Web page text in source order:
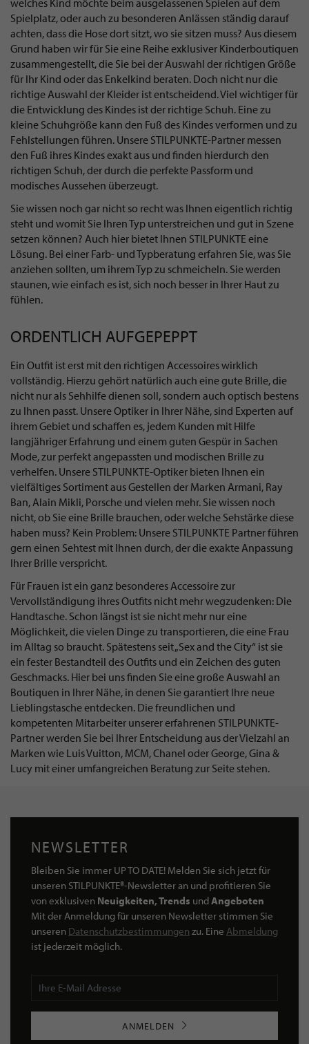
welches Kind möchte beim ausgelassenen Spielen auf dem
Spielplatz, oder auch zu besonderen Anlässen ständig darauf
achten, dass die Hose dort sitzt, wo sie sitzen muss? Aus diesem
Grund haben wir für Sie eine Reihe exklusiver Kinderboutiquen
zusammengestellt, die Sie bei der Auswahl der richtigen Größe
für Ihr Kind oder das Enkelkind beraten. Doch nicht nur die
richtige Auswahl der Kleider ist entscheidend. Viel wichtiger für
die Entwicklung des Kindes ist der richtige Schuh. Eine zu
kleine Schuhgröße kann den Fuß des Kindes verformen und zu
Fehlstellungen führen. Unsere STILPUNKTE-Partner messen
den Fuß ihres Kindes exakt aus und finden hierdurch den
richtigen Schuh, der durch die perfekte Passform und
modisches Aussehen überzeugt.
Sie wissen noch gar nicht so recht was Ihnen eigentlich richtig
steht und womit Sie Ihren Typ unterstreichen und gut in Szene
setzen können? Auch hier bietet Ihnen STILPUNKTE eine
Lösung. Bei einer Farb- und Typberatung erfahren Sie, was Sie
anziehen sollten, um ihrem Typ zu schmeicheln. Sie werden
staunen, wie einfach es ist, sich noch besser in Ihrer Haut zu
fühlen.
ORDENTLICH AUFGEPEPPT
Ein Outfit ist erst mit den richtigen Accessoires wirklich
vollständig. Hierzu gehört natürlich auch eine gute Brille, die
nicht nur als Sehhilfe dienen soll, sondern auch optisch bestens
zu Ihnen passt. Unsere Optiker in Ihrer Nähe, sind Experten auf
ihrem Gebiet und schaffen es, jedem Kunden mit Hilfe
langjähriger Erfahrung und einem guten Gespür in Sachen
Mode, zur perfekt angepassten und modischen Brille zu
verhelfen. Unsere STILPUNKTE-Optiker bieten Ihnen ein
vielfältiges Sortiment aus Gestellen der Marken Armani, Ray
Ban, Alain Mikli, Porsche und vielen mehr. Sie wissen noch
nicht, ob Sie eine Brille brauchen, oder welche Sehstärke diese
haben muss? Kein Problem: Unsere STILPUNKTE Partner führen
gern einen Sehtest mit Ihnen durch, der die exakte Anpassung
Ihrer Brille verspricht.
Für Frauen ist ein ganz besonderes Accessoire zur
Vervollständigung ihres Outfits nicht mehr wegzudenken: Die
Handtasche. Schon längst ist sie nicht mehr nur eine
Möglichkeit, die vielen Dinge zu transportieren, die eine Frau
im Alltag so braucht. Spätestens seit „Sex and the City“ ist sie
ein fester Bestandteil des Outfits und ein Zeichen des guten
Geschmacks. Hier bei uns finden Sie eine große Auswahl an
Boutiquen in Ihrer Nähe, in denen Sie garantiert Ihre neue
Lieblingstasche entdecken. Die freundlichen und
kompetenten Mitarbeiter unserer erfahrenen STILPUNKTE-
Partner werden Sie bei Ihrer Entscheidung aus der Vielzahl an
Marken wie Luis Vuitton, MCM, Chanel oder George, Gina &
Lucy mit einer umfangreichen Beratung zur Seite stehen.
NEWSLETTER
Bleiben Sie immer UP TO DATE! Melden Sie sich jetzt für
unseren STILPUNKTE®-Newsletter an und profitieren Sie
von exklusiven Neuigkeiten, Trends undAngeboten
Mit der Anmeldung für unseren Newsletter stimmen Sie
unseren Datenschutzbestimmungen zu. Eine Abmeldung
ist jederzeit möglich.
ANMELDEN